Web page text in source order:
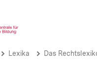
Lexika Das